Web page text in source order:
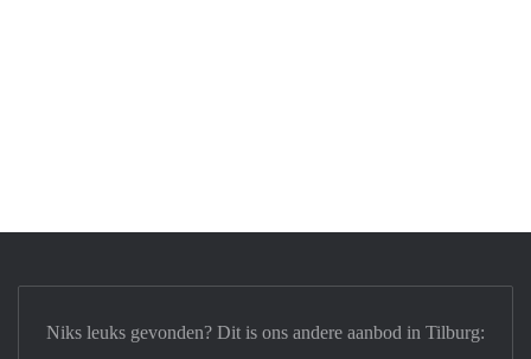
Niks leuks gevonden? Dit is ons andere aanbod in Tilburg: